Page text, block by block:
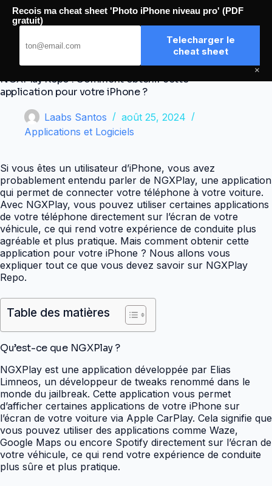
Passer
contenu
Aiavi
NGXPlay Repo : Comment obtenir cette
application pour votre iPhone ?
Laabs Santos
août 25, 2024
Applications et Logiciels
Si vous êtes un utilisateur d’iPhone, vous avez
probablement entendu parler de NGXPlay, une application
qui permet de connecter votre téléphone à votre voiture.
Avec NGXPlay, vous pouvez utiliser certaines applications
de votre téléphone directement sur l’écran de votre
véhicule, ce qui rend votre expérience de conduite plus
agréable et plus pratique. Mais comment obtenir cette
application pour votre iPhone ? Nous allons vous
expliquer tout ce que vous devez savoir sur NGXPlay
Repo.
Table des matières
Qu’est-ce que NGXPlay ?
NGXPlay est une application développée par Elias
Limneos, un développeur de tweaks renommé dans le
monde du jailbreak. Cette application vous permet
d’afficher certaines applications de votre iPhone sur
l’écran de votre voiture via Apple CarPlay. Cela signifie que
vous pouvez utiliser des applications comme Waze,
Google Maps ou encore Spotify directement sur l’écran de
votre véhicule, ce qui rend votre expérience de conduite
plus sûre et plus pratique.
Recois ma cheat sheet 'Photo iPhone niveau pro' (PDF
gratuit)
Telecharger le
cheat sheet
×